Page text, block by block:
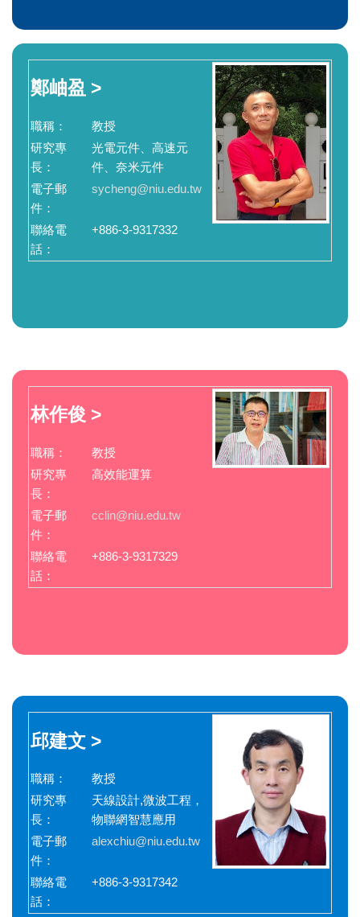
鄭岫盈 >
職稱：
教授
研究專
長：
光電元件、高速元
件、奈米元件
電子郵
件：
sycheng@niu.edu.tw
聯絡電
話：
+886-3-9317332
林作俊 >
職稱：
教授
研究專
長：
高效能運算
電子郵
件：
cclin@niu.edu.tw
聯絡電
話：
+886-3-9317329
邱建文 >
職稱：
教授
研究專
長：
天線設計,微波工程，
物聯網智慧應用
電子郵
件：
alexchiu@niu.edu.tw
聯絡電
話：
+886-3-9317342